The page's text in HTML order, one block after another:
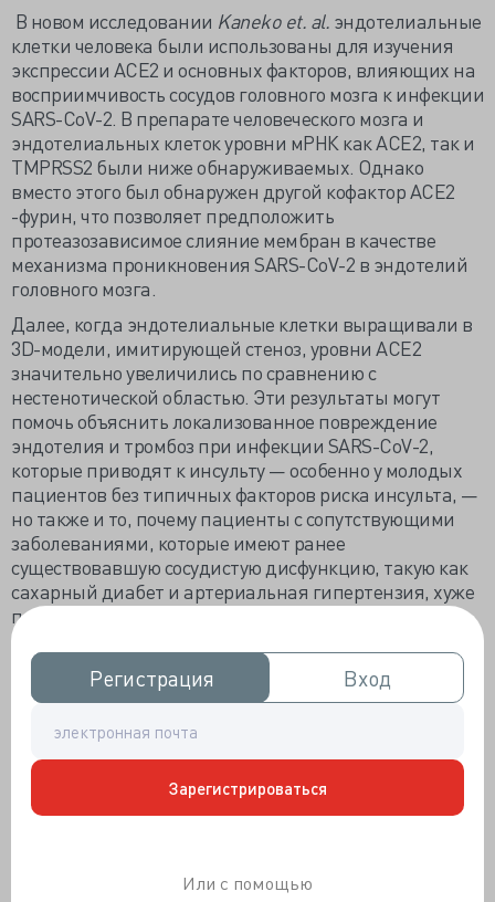
Регистрация
Регистрация Вход
Вход
Зарегистрироваться
Или с помощью
В новом исследовании Kaneko et. al. эндотелиальные
клетки человека были использованы для изучения
экспрессии ACE2 и основных факторов, влияющих на
восприимчивость сосудов головного мозга к инфекции
SARS-CoV-2. В препарате человеческого мозга и
эндотелиальных клеток уровни мРНК как ACE2, так и
TMPRSS2 были ниже обнаруживаемых. Однако
вместо этого был обнаружен другой кофактор ACE2
-фурин, что позволяет предположить
протеазозависимое слияние мембран в качестве
механизма проникновения SARS-CoV-2 в эндотелий
головного мозга.
Далее, когда эндотелиальные клетки выращивали в
3D-модели, имитирующей стеноз, уровни ACE2
значительно увеличились по сравнению с
нестенотической областью. Эти результаты могут
помочь объяснить локализованное повреждение
эндотелия и тромбоз при инфекции SARS-CoV-2,
которые приводят к инсульту — особенно у молодых
пациентов без типичных факторов риска инсульта, —
но также и то, почему пациенты с сопутствующими
заболеваниями, которые имеют ранее
существовавшую сосудистую дисфункцию, такую как
сахарный диабет и артериальная гипертензия, хуже
переносят инфекцию COVID-19. Активация
воспалительного каскада («цитокиновый шторм»),
который усугубляет эндотелиальную дисфункцию и
проницаемость гематоэнцефалического барьера,
которого SARS-CoV-2 отрицательно влияет на
цереброваскулярную систему, которая может быть
вовлечена в патофизиологию инсульта, вызванного
COVID-19.